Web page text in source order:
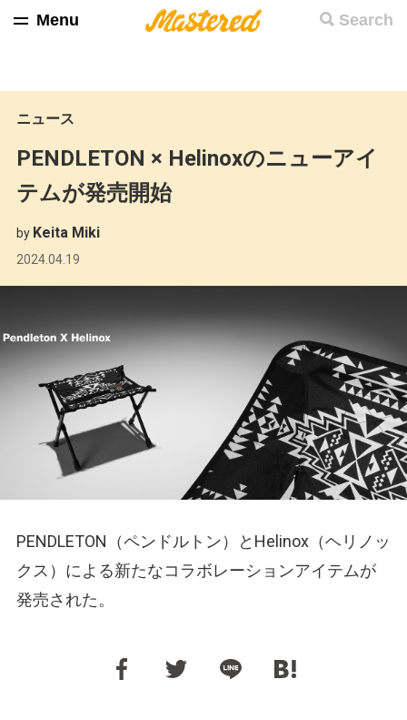
Search
Menu
ニュース
PENDLETON × Helinoxのニューアイ
テムが発売開始
by Keita Miki
2024.04.19
PENDLETON（ペンドルトン）とHelinox（ヘリノッ
クス）による新たなコラボレーションアイテムが
発売された。